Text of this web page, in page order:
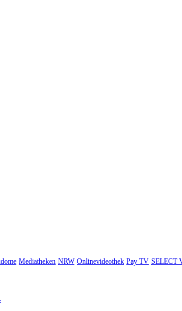
Mediatheken NRW Onlinevideothek Pay TV SELECT